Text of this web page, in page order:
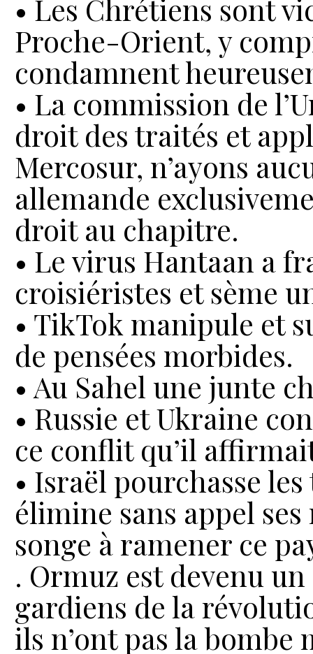
• Les Chrétiens sont
Proche-Orient, y
condamnent
• La commission de
droit des traités et
Mercosur, n’ayons
allemande
droit au chapitre.
• Le virus Hantaan a
croisiéristes et sème
• TikTok manipule et
de pensées morbides.
• Au Sahel une junte
• Russie et Ukraine
ce conflit qu’il
• Israël pourchasse
élimine sans appel
songe à ramener ce
. Ormuz est devenu
gardiens de la
ils n’ont pas la